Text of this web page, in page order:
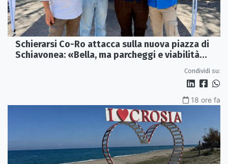
Schierarsi Co-Ro attacca sulla nuova piazza di
Schiavonea: «Bella, ma parcheggi e viabilità
Condividi su:
18 ore fa